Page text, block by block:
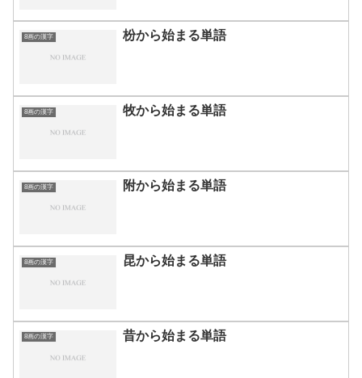
8画の漢字 枌から始まる単語
8画の漢字 牧から始まる単語
8画の漢字 附から始まる単語
8画の漢字 昆から始まる単語
8画の漢字 昔から始まる単語